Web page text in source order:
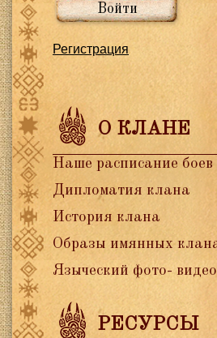
Регистрация
О КЛАНЕ
Наше расписание
Дипломатия клана
История клана
Образы имянных
Языческий фото-
РЕСУРСЫ